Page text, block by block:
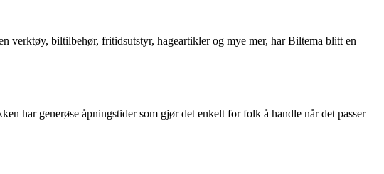
verktøy, biltilbehør, fritidsutstyr, hageartikler og mye mer, har Biltema blitt en
har generøse åpningstider som gjør det enkelt for folk å handle når det passer